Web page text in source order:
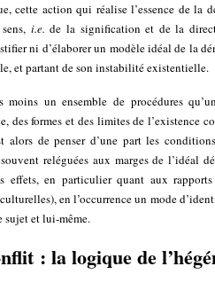
cette action qui réalise l’essence de
i.e. de la signification et de la
ni d’élaborer un modèle idéal de la
et partant de son instabilité existentielle.
moins un ensemble de procédures
des formes et des limites de l’existence
alors de penser d’une part les
reléguées aux marges de l’idéal
effets, en particulier quant aux
en l’occurrence un mode
sujet et lui-même.
: la logique de